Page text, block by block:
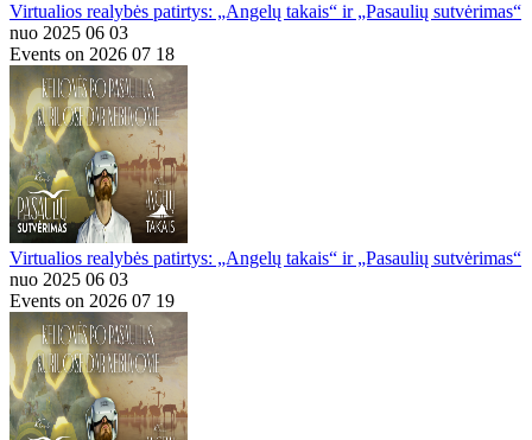
Virtualios realybės patirtys: „Angelų takais“ ir „Pasaulių sutvėrimas“
nuo 2025 06 03
Events on 2026 07 18
Virtualios realybės patirtys: „Angelų takais“ ir „Pasaulių sutvėrimas“
nuo 2025 06 03
Events on 2026 07 19